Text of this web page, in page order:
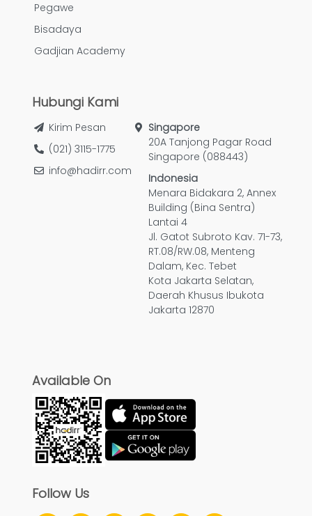
Pegawe
Bisadaya
Gadjian Academy
Hubungi Kami
Kirim Pesan
(021) 3115-1775
info@hadirr.com
Singapore
20A Tanjong Pagar Road
Singapore (088443)
Indonesia
Menara Bidakara 2, Annex
Building (Bina Sentra)
Lantai 4
Jl. Gatot Subroto Kav. 71-73,
RT.08/RW.08, Menteng
Dalam, Kec. Tebet
Kota Jakarta Selatan,
Daerah Khusus Ibukota
Jakarta 12870
Available On
Follow Us